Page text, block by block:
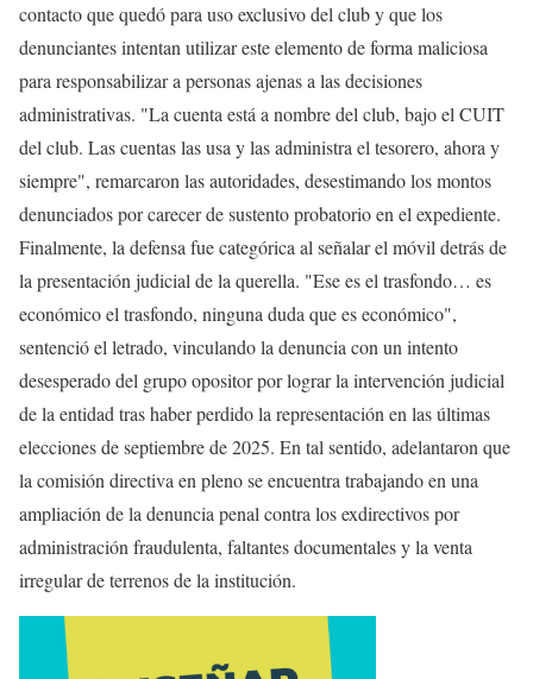
contacto que quedó para uso exclusivo del club y que los
denunciantes intentan utilizar este elemento de forma maliciosa
para responsabilizar a personas ajenas a las decisiones
administrativas. "La cuenta está a nombre del club, bajo el CUIT
del club. Las cuentas las usa y las administra el tesorero, ahora y
siempre", remarcaron las autoridades, desestimando los montos
denunciados por carecer de sustento probatorio en el expediente.
Finalmente, la defensa fue categórica al señalar el móvil detrás de
la presentación judicial de la querella. "Ese es el trasfondo… es
económico el trasfondo, ninguna duda que es económico",
sentenció el letrado, vinculando la denuncia con un intento
desesperado del grupo opositor por lograr la intervención judicial
de la entidad tras haber perdido la representación en las últimas
elecciones de septiembre de 2025. En tal sentido, adelantaron que
la comisión directiva en pleno se encuentra trabajando en una
ampliación de la denuncia penal contra los exdirectivos por
administración fraudulenta, faltantes documentales y la venta
irregular de terrenos de la institución.